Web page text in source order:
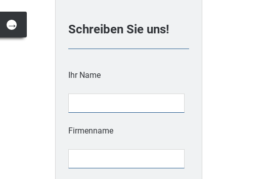
→ Schreiben Sie uns!
Ihr Name
Firmenname